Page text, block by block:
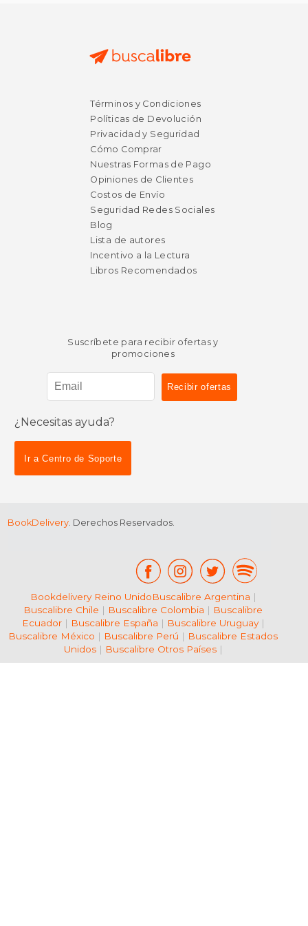
$ 36.75
$ 18.37
40%
50%
Términos y Condiciones
Políticas de Devolución
Privacidad y Seguridad
Cómo Comprar
Nuestras Formas de Pago
Opiniones de Clientes
Costos de Envío
Seguridad Redes Sociales
Blog
Lista de autores
Incentivo a la Lectura
Libros Recomendados
Suscríbete para recibir ofertas y
promociones
¿Necesitas ayuda?
Ir a Centro de Soporte
BookDelivery. Derechos Reservados.
Bookdelivery Reino UnidoBuscalibre Argentina |
Buscalibre Chile | Buscalibre Colombia | Buscalibre
Ecuador| Buscalibre España | Buscalibre Uruguay|
Buscalibre México | Buscalibre Perú | Buscalibre Estados
Unidos| Buscalibre Otros Países|